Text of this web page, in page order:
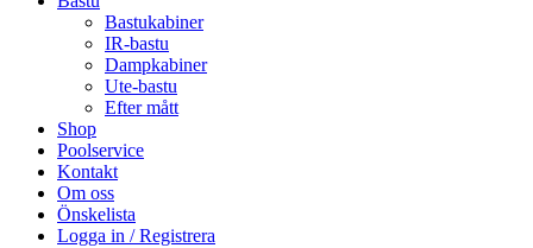
Bastukabiner
IR-bastu
Dampkabiner
Ute-bastu
Efter mått
Shop
Poolservice
Kontakt
Om oss
Önskelista
Logga in / Registrera